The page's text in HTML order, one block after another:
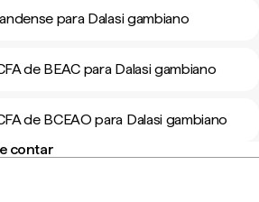
para Dalasi gambiano
de BEAC para Dalasi gambiano
de BCEAO para Dalasi gambiano
contar